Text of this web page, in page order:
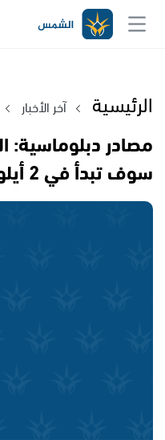
الرئيسية آخر الأخبار
مصادر دبلوماسية:
سوف تبدأ في 2 أيلول